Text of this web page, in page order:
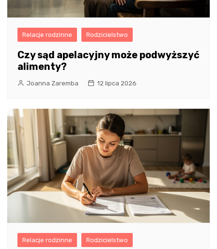
Relacje rodzinne Rodzicielstwo
Czy sąd apelacyjny może podwyższyć
alimenty?
Joanna Zaremba 12 lipca 2026
Relacje rodzinne Rodzicielstwo